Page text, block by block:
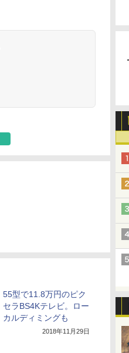
55型で11.8万円のピク
セラBS4Kテレビ。ロー
カルディミングも
2018年11月29日